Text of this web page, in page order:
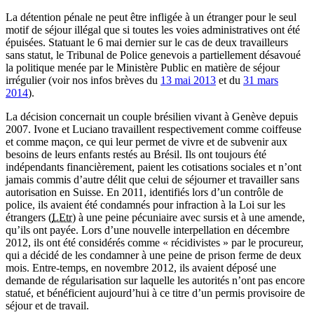
La détention pénale ne peut être infligée à un étranger pour le seul
motif de séjour illégal que si toutes les voies administratives ont été
épuisées. Statuant le 6 mai dernier sur le cas de deux travailleurs
sans statut, le Tribunal de Police genevois a partiellement désavoué
la politique menée par le Ministère Public en matière de séjour
irrégulier (voir nos infos brèves du 13 mai 2013 et du 31 mars
2014).
La décision concernait un couple brésilien vivant à Genève depuis
2007. Ivone et Luciano travaillent respectivement comme coiffeuse
et comme maçon, ce qui leur permet de vivre et de subvenir aux
besoins de leurs enfants restés au Brésil. Ils ont toujours été
indépendants financièrement, paient les cotisations sociales et n’ont
jamais commis d’autre délit que celui de séjourner et travailler sans
autorisation en Suisse. En 2011, identifiés lors d’un contrôle de
police, ils avaient été condamnés pour infraction à la Loi sur les
étrangers (LEtr) à une peine pécuniaire avec sursis et à une amende,
qu’ils ont payée. Lors d’une nouvelle interpellation en décembre
2012, ils ont été considérés comme « récidivistes » par le procureur,
qui a décidé de les condamner à une peine de prison ferme de deux
mois. Entre-temps, en novembre 2012, ils avaient déposé une
demande de régularisation sur laquelle les autorités n’ont pas encore
statué, et bénéficient aujourd’hui à ce titre d’un permis provisoire de
séjour et de travail.